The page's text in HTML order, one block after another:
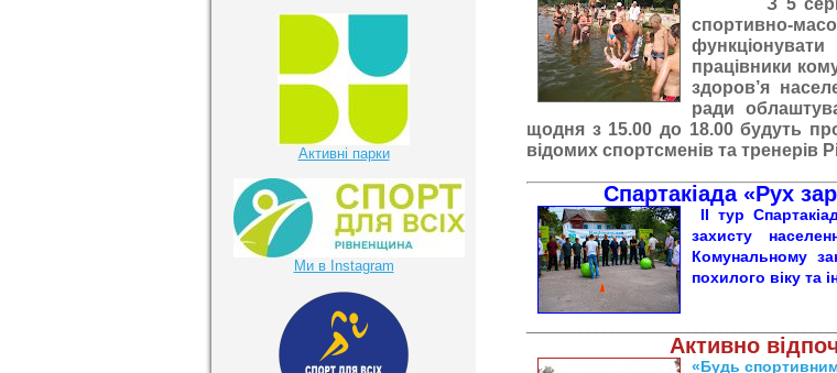
З 5
спортивно-
працівники
здоров’я
ради
щодня з 15.00 до 18.00 будуть
відомих спортсменів та тренерів
Спартакіада «Рух
ІІ тур
захисту
Комунальному
похилого віку та
Активно
«Будь
Активні парки
Ми в Instagram